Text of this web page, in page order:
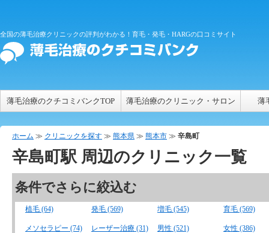
全国の薄毛治療クリニックの評判がわかる！育毛・発毛・HARGの口コミサイト
薄毛治療のクチコミバンクTOP 薄毛治療のクリニック・サロン 薄
ホーム ≫ クリニックを探す ≫ 熊本県 ≫ 熊本市 ≫ 辛島町
辛島町駅 周辺のクリニック一覧
条件でさらに絞込む
植毛 (64) 発毛 (569) 増毛 (545) 育毛 (569)
メソセラピー (74) レーザー治療 (31) 男性 (521)
女性 (386)